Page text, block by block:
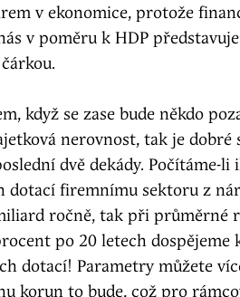
v ekonomice, protože
v poměru k HDP
když se zase bude někdo
nerovnost, tak je
dvě dekády.
dotací firemnímu sektoru z
ročně, tak při
po 20 letech
dotací! Parametry můžete
korun to bude, což pro